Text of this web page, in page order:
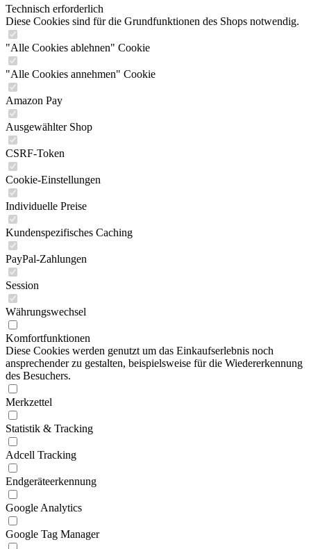
Technisch erforderlich
Diese Cookies sind für die Grundfunktionen des Shops notwendig.
"Alle Cookies ablehnen" Cookie
"Alle Cookies annehmen" Cookie
Amazon Pay
Ausgewählter Shop
CSRF-Token
Cookie-Einstellungen
Individuelle Preise
Kundenspezifisches Caching
PayPal-Zahlungen
Session
Währungswechsel
Komfortfunktionen
Diese Cookies werden genutzt um das Einkaufserlebnis noch
ansprechender zu gestalten, beispielsweise für die Wiedererkennung
des Besuchers.
Merkzettel
Statistik & Tracking
Adcell Tracking
Endgeräteerkennung
Google Analytics
Google Tag Manager